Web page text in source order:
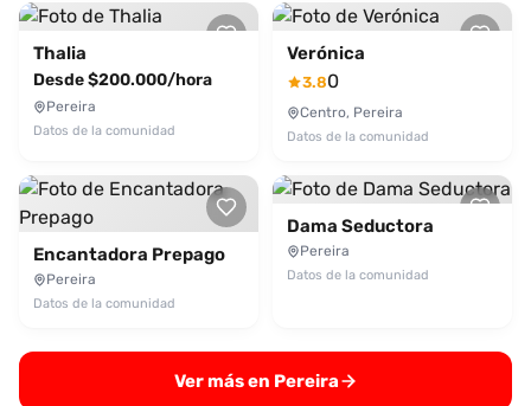
Thalia
Desde $200.000/hora
Pereira
Datos de la comunidad
Verónica
3.80
Centro, Pereira
Datos de la comunidad
Encantadora Prepago
Pereira
Datos de la comunidad
Dama Seductora
Pereira
Datos de la comunidad
Ver más en Pereira